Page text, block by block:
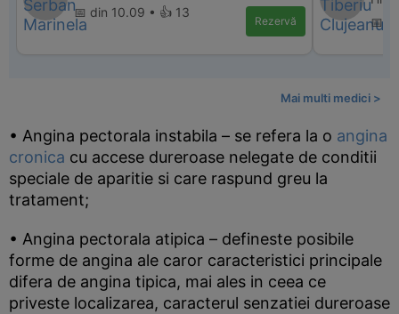
📅 din 10.09 • 👍 13
Rezervă
📅
Mai multi medici >
• Angina pectorala instabila – se refera la o angina
cronica cu accese dureroase nelegate de conditii
speciale de aparitie si care raspund greu la
tratament;
• Angina pectorala atipica – defineste posibile
forme de angina ale caror caracteristici principale
difera de angina tipica, mai ales in ceea ce
priveste localizarea, caracterul senzatiei dureroase